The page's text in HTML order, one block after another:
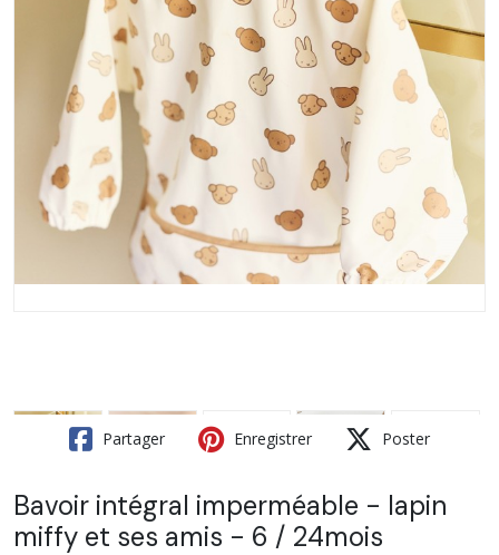
Partager Enregistrer Poster
Bavoir intégral imperméable - lapin
miffy et ses amis - 6 / 24mois